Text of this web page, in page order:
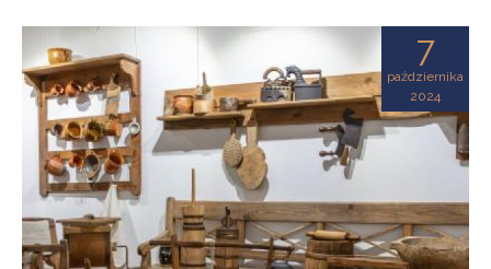
7
października
2024